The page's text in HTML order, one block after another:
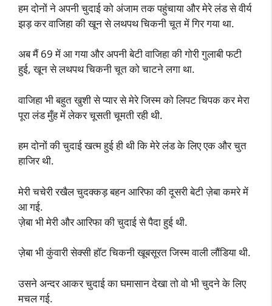
हम दोनों ने अपनी चुदाई को अंजाम तक पहुंचाया और मेरे लंड से वीर्य
झड़ कर वाजिहा की खून से लथपथ चिकनी चूत में गिर गया था.
अब मैं 69 में आ गया और अपनी बेटी वाजिहा की गोरी गुलाबी फटी
हुई, खून से लथपथ चिकनी चूत को चाटने लगा था.
वाजिहा भी बहुत खुशी से प्यार से मेरे जिस्म को लिपट चिपक कर मेरा
पूरा लंड मुँह में लेकर चूसती चूमती रही थी.
हम दोनों की चुदाई खत्म हुई ही थी कि मेरे लंड के लिए एक और चुत
हाजिर थी.
मेरी चचेरी रखैल चुदक्कड़ बहन आरिफा की दूसरी बेटी ज़ेबा कमरे में
आ गई.
ज़ेबा भी मेरी और आरिफा की चुदाई से पैदा हुई थी.
ज़ेबा भी कुंवारी सेक्सी हॉट चिकनी खूबसूरत जिस्म वाली लौंडिया थी.
उसने अन्दर आकर चुदाई का घमासान देखा तो वो भी चुदने के लिए
मचल गई.